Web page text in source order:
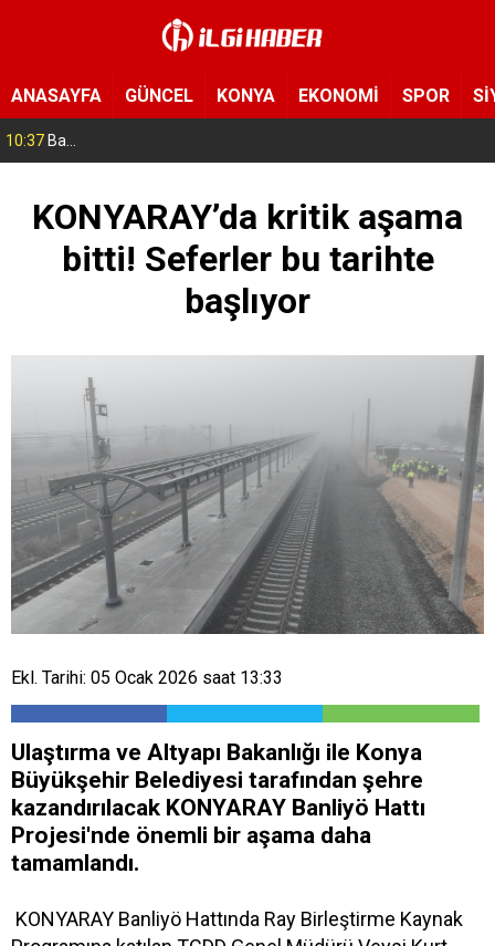
ANASAYFA GÜNCEL KONYA EKONOMİ SPOR
10:37 Bahçelievler’de boşaltılan 4 katlı bina çöktü
KONYARAY’da kritik aşama
bitti! Seferler bu tarihte
başlıyor
Ekl. Tarihi: 05 Ocak 2026 saat 13:33
Ulaştırma ve Altyapı Bakanlığı ile Konya
Büyükşehir Belediyesi tarafından şehre
kazandırılacak KONYARAY Banliyö Hattı
Projesi'nde önemli bir aşama daha
tamamlandı.
KONYARAY Banliyö Hattında Ray Birleştirme Kaynak